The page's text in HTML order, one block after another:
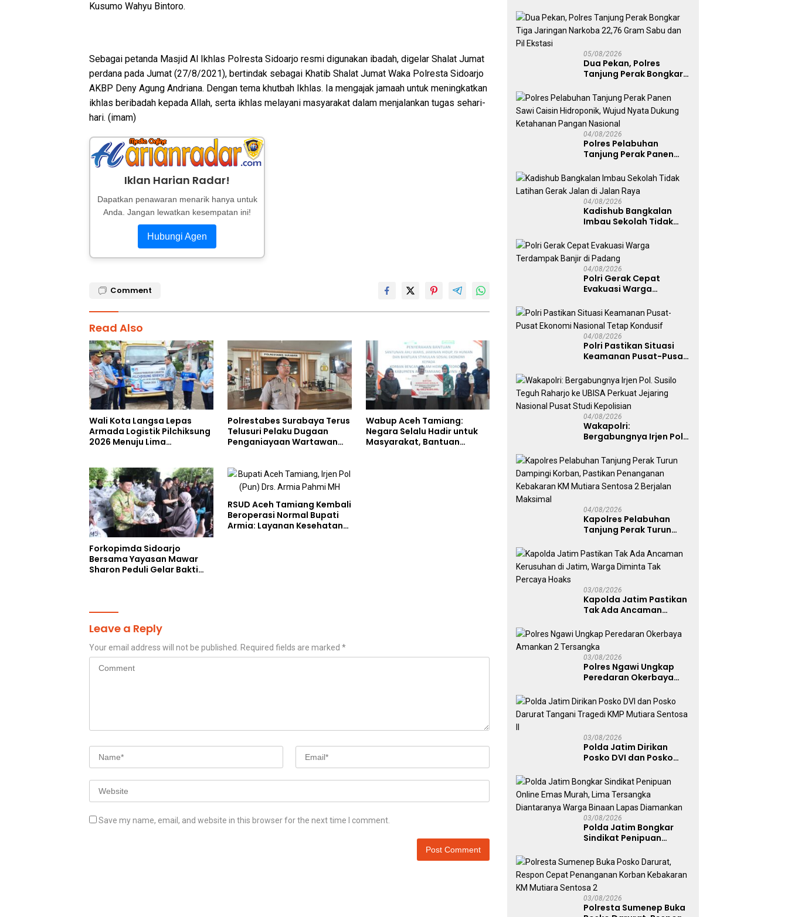
Kusumo Wahyu Bintoro.
Sebagai petanda Masjid Al Ikhlas Polresta Sidoarjo resmi digunakan ibadah, digelar Shalat Jumat
perdana pada Jumat (27/8/2021), bertindak sebagai Khatib Shalat Jumat Waka Polresta Sidoarjo
AKBP Deny Agung Andriana. Dengan tema khutbah Ikhlas. Ia mengajak jamaah untuk meningkatkan
ikhlas beribadah kepada Allah, serta ikhlas melayani masyarakat dalam menjalankan tugas sehari-
hari. (imam)
Iklan Harian Radar!
Dapatkan penawaran menarik hanya untuk
Anda. Jangan lewatkan kesempatan ini!
Hubungi Agen
Comment
Read Also
Wali Kota Langsa Lepas
Armada Logistik Pilchiksung
2026 Menuju Lima
Polrestabes Surabaya Terus
Telusuri Pelaku Dugaan
Penganiayaan Wartawan
Wabup Aceh Tamiang:
Negara Selalu Hadir untuk
Masyarakat, Bantuan
Forkopimda Sidoarjo
Bersama Yayasan Mawar
Sharon Peduli Gelar Bakti
RSUD Aceh Tamiang Kembali
Beroperasi Normal Bupati
Armia: Layanan Kesehatan
Leave a Reply
Your email address will not be published. Required fields are marked *
Save my name, email, and website in this browser for the next time I comment.
Pembentukan Karakter
Siswa Sekolah Rakyat
05/08/2026
Dua Pekan, Polres
Tanjung Perak Bongkar
22,76 Gram Sabu dan Pil
Ekstasi
04/08/2026
Polres Pelabuhan
Tanjung Perak Panen
Wujud Nyata Dukung
Ketahanan Pangan
Nasional
04/08/2026
Kadishub Bangkalan
Imbau Sekolah Tidak
Jalan Raya
04/08/2026
Polri Gerak Cepat
Evakuasi Warga
Padang
04/08/2026
Polri Pastikan Situasi
Keamanan Pusat-Pusat
Kondusif
04/08/2026
Wakapolri:
Bergabungnya Irjen Pol.
UBISA Perkuat Jejaring
Nasional Pusat Studi
Kepolisian
04/08/2026
Kapolres Pelabuhan
Tanjung Perak Turun
Pastikan Penanganan
Kebakaran KM Mutiara
Sentosa 2 Berjalan
03/08/2026
Kapolda Jatim Pastikan
Tak Ada Ancaman
Warga Diminta Tak
Percaya Hoaks
03/08/2026
Polres Ngawi Ungkap
Peredaran Okerbaya
03/08/2026
Polda Jatim Dirikan
Posko DVI dan Posko
Tragedi KMP Mutiara
Sentosa II
03/08/2026
Polda Jatim Bongkar
Sindikat Penipuan
Tersangka Diantaranya
Warga Binaan Lapas
Diamankan
03/08/2026
Polresta Sumenep Buka